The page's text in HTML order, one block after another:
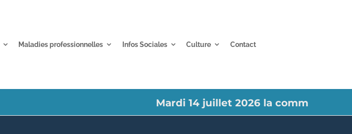
Maladies professionnelles Infos Sociales Culture Contact
Mardi 14 juillet 2026 la commune de La